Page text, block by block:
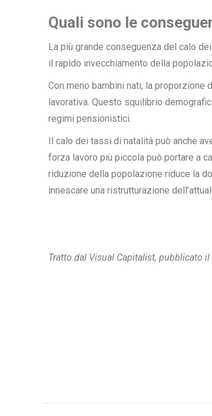
Quali sono le
La più grande conseguenza del calo
il rapido invecchiamento della
Con meno bambini nati, la proporzione
lavorativa. Questo squilibrio
regimi pensionistici.
Il calo dei tassi di natalità può anche
forza lavoro più piccola può portare a
riduzione della popolazione riduce la
innescare una ristrutturazione
Tratto dal Visual Capitalist, pubblicato